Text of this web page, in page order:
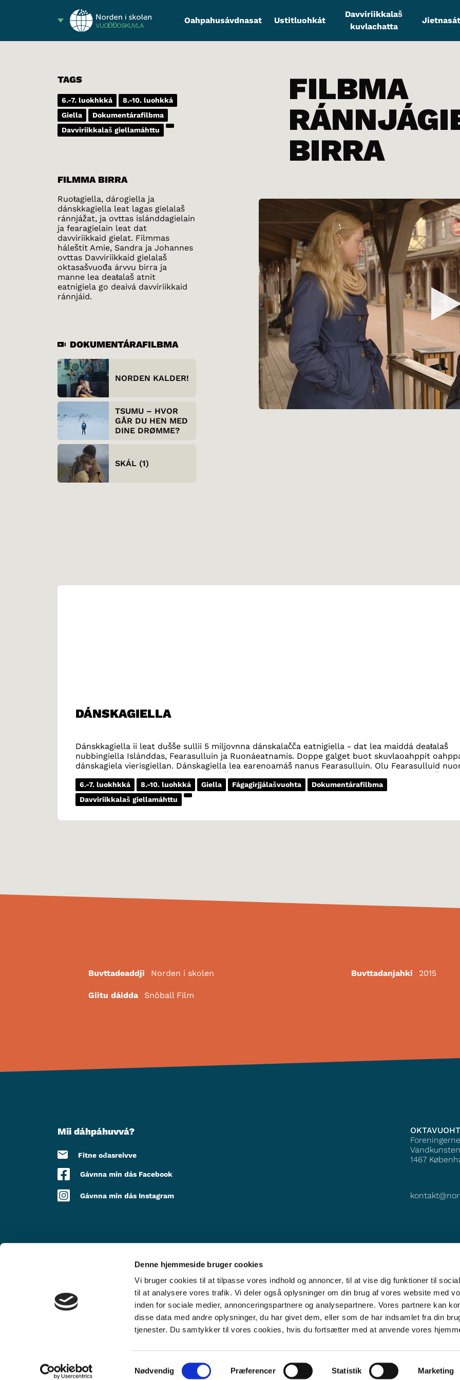
Denne hjemmeside bruger cookies
Vi bruger cookies til at tilpasse vores indhold og annoncer, til at vise dig funktioner til
til at analysere vores trafik. Vi deler også oplysninger om din brug af vores website med
inden for sociale medier, annonceringspartnere og analysepartnere. Vores partnere kan
disse data med andre oplysninger, du har givet dem, eller som de har indsamlet fra din
tjenester. Du samtykker til vores cookies, hvis du fortsætter med at anvende vores
Samtykkevalg
Nødvendig Præferencer Statistik Marketing
VUOĐĐOSKUVLA
Oahpahusávdnasat Ustitluohkát
Davviriikkalaš
kuvlachatta
TAGS
6.-7. luokhkká
8.-10. luohkká
Giella
Dokumentárafilbma
Davviriikkalaš giellamáhttu
FILMMA BIRRA
Ruoŧagiella, dárogiella ja
dánskkagiella leat lagas gielalaš
ránnjážat, ja ovttas islánddagielain
ja fearagielain leat dat
davviriikkaid gielat. Filmmas
háleštit Amie, Sandra ja Johannes
ovttas Davviriikkaid gielalaš
oktasašvuođa árvvu birra ja
manne lea deaŧalaš atnit
eatnigiela go deaivá davviriikkaid
ránnjáid.
DOKUMENTÁRAFILBMA
NORDEN KALDER!
TSUMU – HVOR
GÅR DU HEN MED
DINE DRØMME?
SKÁL (1)
FILBMA
BIRRA
DÁNSKAGIELLA
Dánskkagiella ii leat dušše sullii 5 miljovnna dánskalačča eatnigiella - dat lea maiddá deaŧalaš
nubbingiella Islánddas, Fearasulluin ja Ruonáeatnamis. Doppe galget buot skuvlaoahppit
dánskagiela vierisgiellan. Dánskagiella lea earenoamáš nanus Fearasulluin. Olu Fearasulluid
lohket ovdal girjjiid dánskkagillii go iežaset eatnigillii. Dánskkagiella lea dasa lassin deaŧalaš
unnitlohkogiella davvi Duiskkas.
6.-7. luokhkká 8.-10. luohkká Giella Fágagirjjálašvuohta
Dokumentárafilbma
Davviriikkalaš giellamáhttu
Buvttadeaddji Norden i skolen
Giitu dáidda Snöball Film
Buvttadanjahki 2015
Mii dáhpáhuvvá?
Fitne ođasreivve
Gávnna min dás Facebook
Gávnna min dás Instagram
1467